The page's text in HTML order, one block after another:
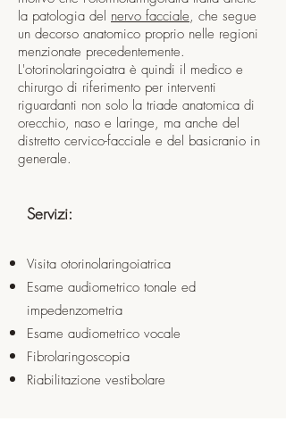
la patologia del nervo facciale, che segue
un decorso anatomico proprio nelle regioni
menzionate precedentemente.
L'otorinolaringoiatra è quindi il medico e
chirurgo di riferimento per interventi
riguardanti non solo la triade anatomica di
orecchio, naso e laringe, ma anche del
distretto cervico-facciale e del basicranio in
generale.
Servizi:
Visita otorinolaringoiatrica
Esame audiometrico tonale ed
impedenzometria
Esame audiometrico vocale
Fibrolaringoscopia
Riabilitazione vestibolare